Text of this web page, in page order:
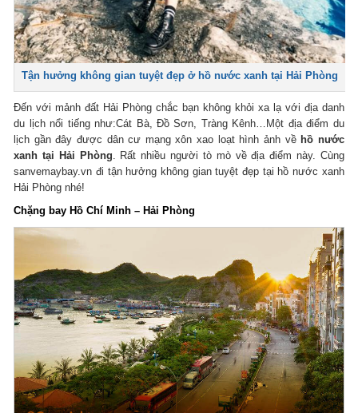
Tận hưởng không gian tuyệt đẹp ở hồ nước xanh tại Hải Phòng
Đến với mảnh đất Hải Phòng chắc bạn không khỏi xa lạ với địa danh
du lịch nổi tiếng như:Cát Bà, Đồ Sơn, Tràng Kênh…Một địa điểm du
lịch gần đây được dân cư mạng xôn xao loạt hình ảnh về hồ nước
xanh tại Hải Phòng. Rất nhiều người tò mò về địa điểm này. Cùng
sanvemaybay.vn đi tận hưởng không gian tuyệt đẹp tại hồ nước xanh
Hải Phòng nhé!
Chặng bay Hồ Chí Minh – Hải Phòng